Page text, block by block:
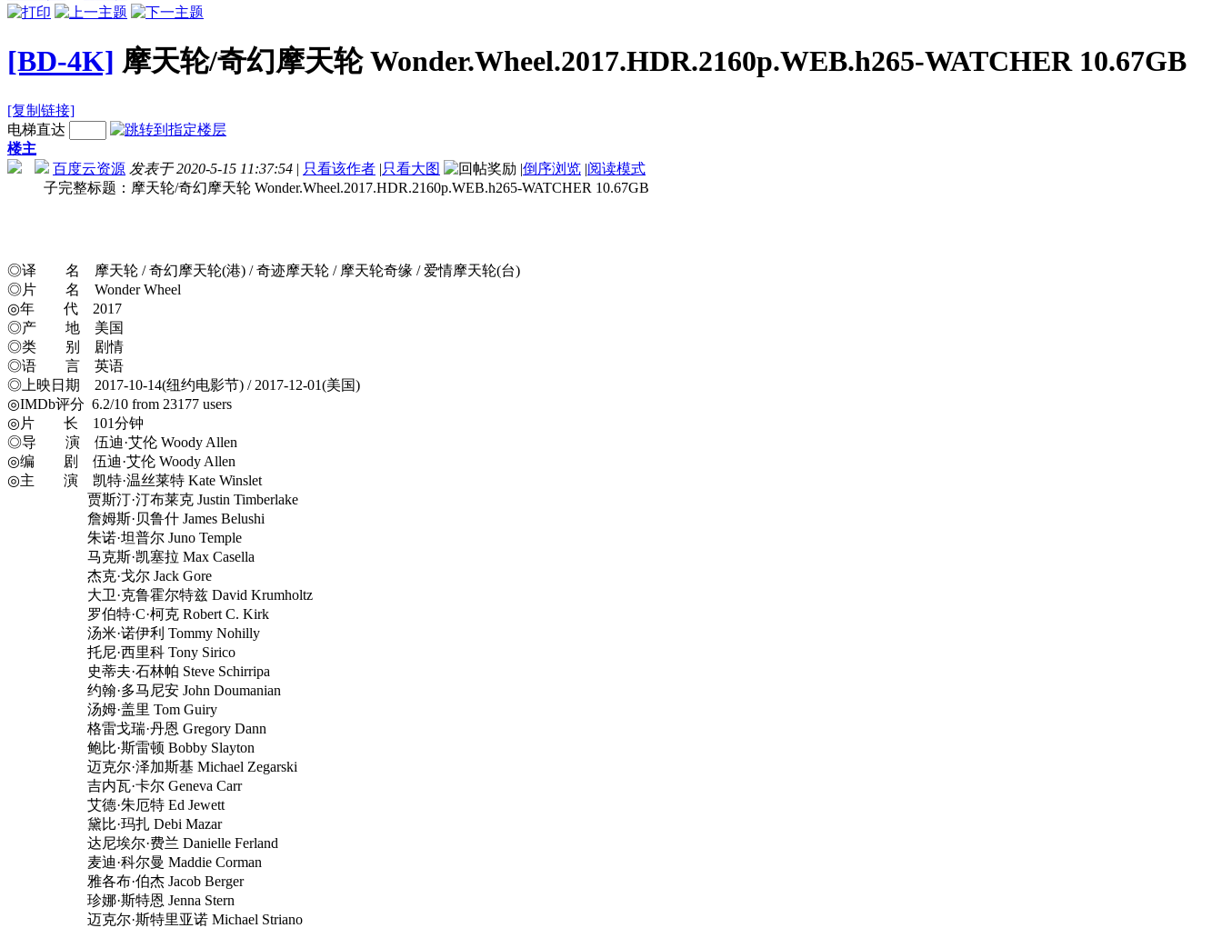
[BD-4K] 摩天轮/奇幻摩天轮 Wonder.Wheel.2017.HDR.2160p.WEB.h265-WATCHER 10.67GB
[复制链接]
电梯直达
楼主
百度云资源 发表于 2020-5-15 11:37:54 | 只看该作者 |只看大图 |倒序浏览 |阅读模式
子完整标题：摩天轮/奇幻摩天轮 Wonder.Wheel.2017.HDR.2160p.WEB.h265-WATCHER 10.67GB
◎译 名 摩天轮 / 奇幻摩天轮(港) / 奇迹摩天轮 / 摩天轮奇缘 / 爱情摩天轮(台)
◎片 名 Wonder Wheel
◎年 代 2017
◎产 地 美国
◎类 别 剧情
◎语 言 英语
◎上映日期 2017-10-14(纽约电影节) / 2017-12-01(美国)
◎IMDb评分 6.2/10 from 23177 users
◎片 长 101分钟
◎导 演 伍迪·艾伦 Woody Allen
◎编 剧 伍迪·艾伦 Woody Allen
◎主 演 凯特·温丝莱特 Kate Winslet
贾斯汀·汀布莱克 Justin Timberlake
詹姆斯·贝鲁什 James Belushi
朱诺·坦普尔 Juno Temple
马克斯·凯塞拉 Max Casella
杰克·戈尔 Jack Gore
大卫·克鲁霍尔特兹 David Krumholtz
罗伯特·C·柯克 Robert C. Kirk
汤米·诺伊利 Tommy Nohilly
托尼·西里科 Tony Sirico
史蒂夫·石林帕 Steve Schirripa
约翰·多马尼安 John Doumanian
汤姆·盖里 Tom Guiry
格雷戈瑞·丹恩 Gregory Dann
鲍比·斯雷顿 Bobby Slayton
迈克尔·泽加斯基 Michael Zegarski
吉内瓦·卡尔 Geneva Carr
艾德·朱厄特 Ed Jewett
黛比·玛扎 Debi Mazar
达尼埃尔·费兰 Danielle Ferland
麦迪·科尔曼 Maddie Corman
雅各布·伯杰 Jacob Berger
珍娜·斯特恩 Jenna Stern
迈克尔·斯特里亚诺 Michael Striano